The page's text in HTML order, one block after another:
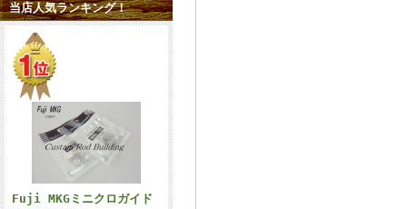
当店人気ランキング！
Fuji MKGミニクロガイド